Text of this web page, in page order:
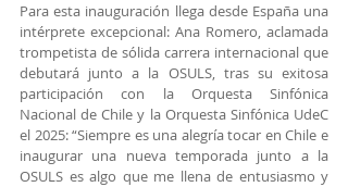
Para esta inauguración llega desde España una
intérprete excepcional: Ana Romero, aclamada
trompetista de sólida carrera internacional que
debutará junto a la OSULS, tras su exitosa
participación con la Orquesta Sinfónica
Nacional de Chile y la Orquesta Sinfónica UdeC
el 2025: “Siempre es una alegría tocar en Chile e
inaugurar una nueva temporada junto a la
OSULS es algo que me llena de entusiasmo y